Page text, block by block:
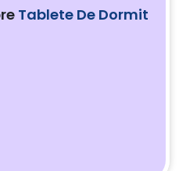
Tablete De Dormit